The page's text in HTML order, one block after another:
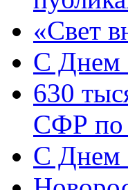
«Свет
C Днем
630
СФР по
C Днем